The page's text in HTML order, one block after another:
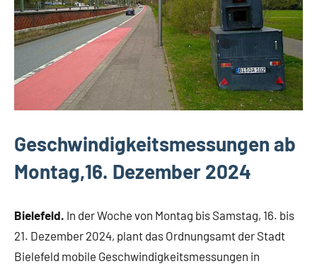
Geschwindigkeitsmessungen ab
Montag,16. Dezember 2024
Bielefeld. In der Woche von Montag bis Samstag, 16. bis
21. Dezember 2024, plant das Ordnungsamt der Stadt
Bielefeld mobile Geschwindigkeitsmessungen in